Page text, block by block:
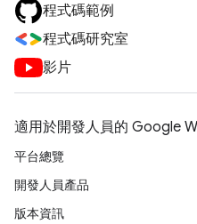
程式碼範例
程式碼研究室
影片
適用於開發人員的 Google
平台總覽
開發人員產品
版本資訊